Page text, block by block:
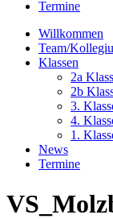
Termine
Willkommen
Team/
Klassen
2a
2b
3.
4.
1.
News
Termine